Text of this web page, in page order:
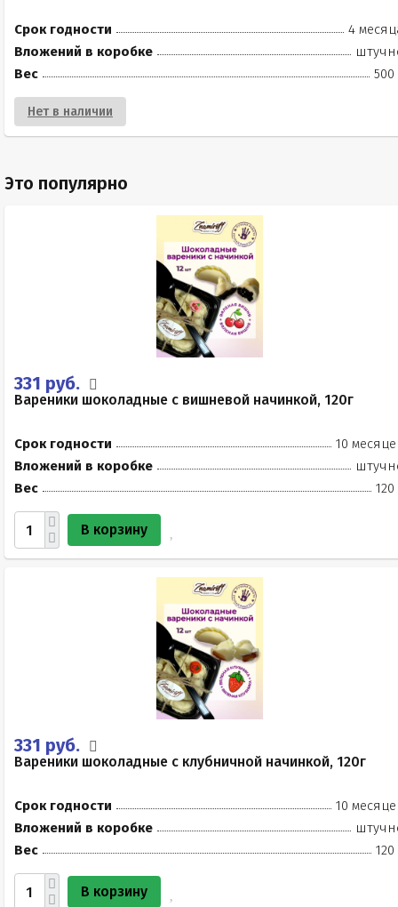
Срок годности
4
Вложений в коробке
Вес
500
Нет в наличии
Это популярно
331 руб.
Вареники шоколадные с вишневой начинкой, 120г
Срок годности
10
Вложений в коробке
Вес
120
В корзину
331 руб.
Вареники шоколадные с клубничной начинкой, 120г
Срок годности
10
Вложений в коробке
Вес
120
В корзину